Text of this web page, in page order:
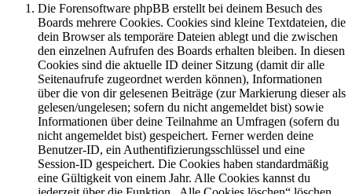
Die Forensoftware phpBB erstellt bei deinem Besuch des
Boards mehrere Cookies. Cookies sind kleine Textdateien, die
dein Browser als temporäre Dateien ablegt und die zwischen
den einzelnen Aufrufen des Boards erhalten bleiben. In diesen
Cookies sind die aktuelle ID deiner Sitzung (damit dir alle
Seitenaufrufe zugeordnet werden können), Informationen
über die von dir gelesenen Beiträge (zur Markierung dieser als
gelesen/ungelesen; sofern du nicht angemeldet bist) sowie
Informationen über deine Teilnahme an Umfragen (sofern du
nicht angemeldet bist) gespeichert. Ferner werden deine
Benutzer-ID, ein Authentifizierungsschlüssel und eine
Session-ID gespeichert. Die Cookies haben standardmäßig
eine Gültigkeit von einem Jahr. Alle Cookies kannst du